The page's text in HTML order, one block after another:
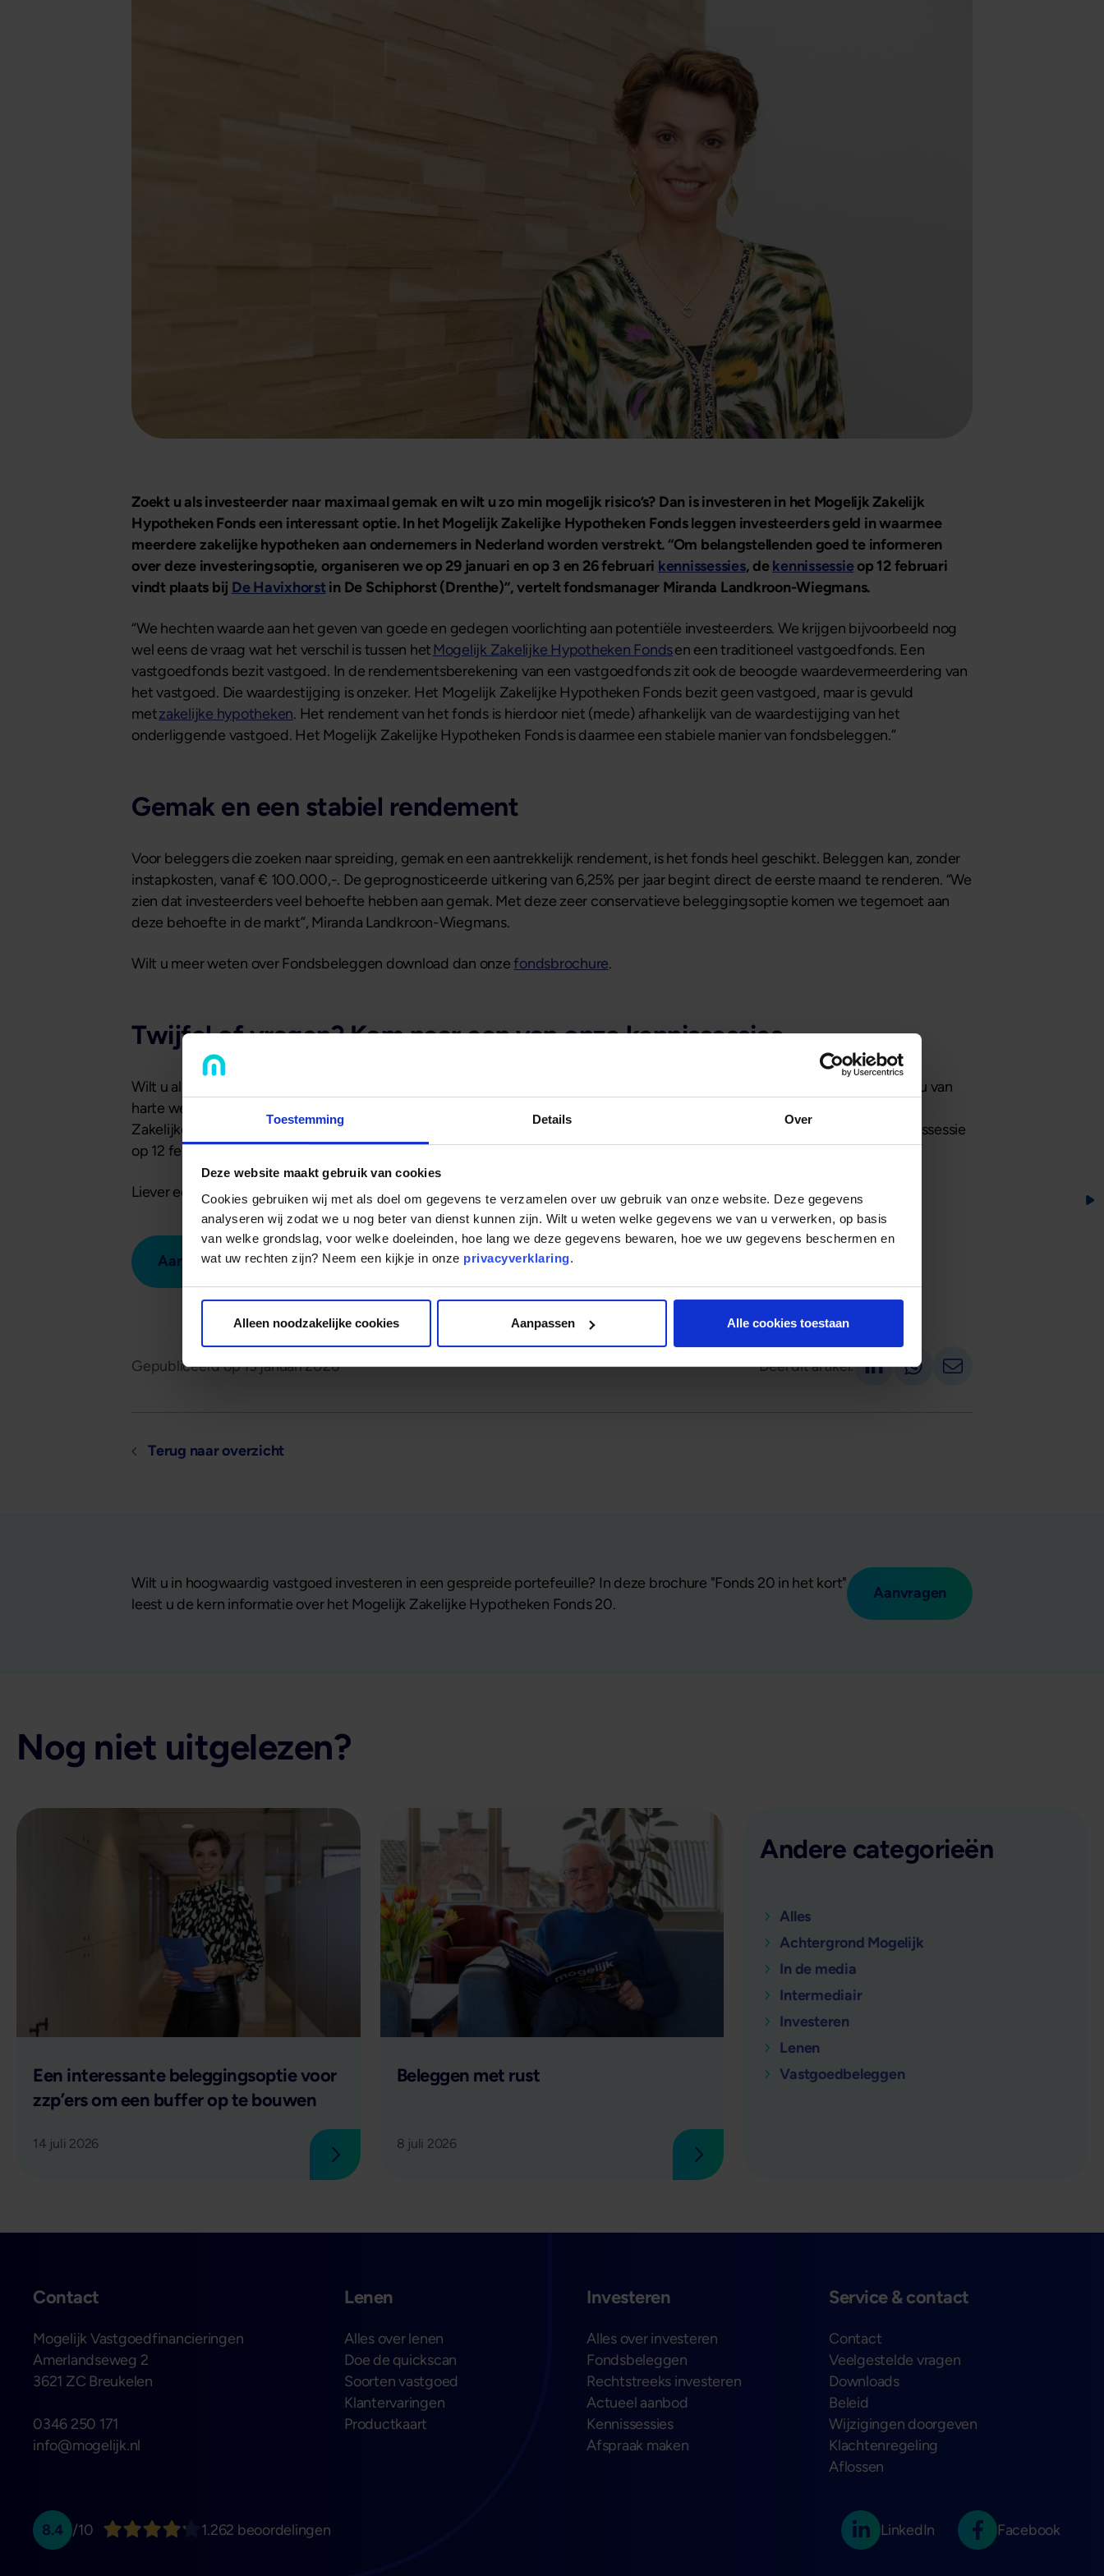
Toestemming Details Over
Deze website maakt gebruik van cookies
Cookies gebruiken wij met als doel om gegevens te verzamelen over uw gebruik van onze website. Deze gegevens
analyseren wij zodat we u nog beter van dienst kunnen zijn. Wilt u weten welke gegevens we van u verwerken, op basis
van welke grondslag, voor welke doeleinden, hoe lang we deze gegevens bewaren, hoe we uw gegevens beschermen en
wat uw rechten zijn? Neem een kijkje in onze privacyverklaring.
Alleen noodzakelijke cookies Aanpassen Alle cookies toestaan
Zoekt u als investeerder naar maximaal gemak en wilt u zo min mogelijk risico’s? Dan is investeren in het Mogelijk Zakelijk
Hypotheken Fonds een interessant optie. In het Mogelijk Zakelijke Hypotheken Fonds leggen investeerders geld in waarmee
meerdere zakelijke hypotheken aan ondernemers in Nederland worden verstrekt. “Om belangstellenden goed te informeren
over deze investeringsoptie, organiseren we op 29 januari en op 3 en 26 februari kennissessies, dekennissessieop 12 februari
vindt plaats bij De Havixhorstin De Schiphorst (Drenthe)”, vertelt fondsmanager Miranda Landkroon-Wiegmans.
“We hechten waarde aan het geven van goede en gedegen voorlichting aan potentiële investeerders. We krijgen bijvoorbeeld nog
wel eens de vraag wat het verschil is tussen het Mogelijk Zakelijke Hypotheken Fondsen een traditioneel vastgoedfonds. Een
vastgoedfonds bezit vastgoed. In de rendementsberekening van een vastgoedfonds zit ook de beoogde waardevermeerdering van
het vastgoed. Die waardestijging is onzeker. Het Mogelijk Zakelijke Hypotheken Fonds bezit geen vastgoed, maar is gevuld
metzakelijke hypotheken. Het rendement van het fonds is hierdoor niet (mede) afhankelijk van de waardestijging van het
onderliggende vastgoed. Het Mogelijk Zakelijke Hypotheken Fonds is daarmee een stabiele manier van fondsbeleggen.”
Gemak en een stabiel rendement
Voor beleggers die zoeken naar spreiding, gemak en een aantrekkelijk rendement, is het fonds heel geschikt. Beleggen kan, zonder
instapkosten, vanaf € 100.000,-. De geprognosticeerde uitkering van 6,25% per jaar begint direct de eerste maand te renderen. “We
zien dat investeerders veel behoefte hebben aan gemak. Met deze zeer conservatieve beleggingsoptie komen we tegemoet aan
deze behoefte in de markt”, Miranda Landkroon-Wiegmans.
Wilt u meer weten over Fondsbeleggen download dan onzefondsbrochure.
Twijfel of vragen? Kom naar een van onze kennissessies
Wilt u als investeerder deelnemen, maar heeft u nog specifieke vragen of wilt u de details nog beter leren kennen? Dan bent u van
harte welkom voor een kennissessie over fondsbeleggen. U kunt kennismaken met Mogelijk en krijgt uitleg over het Mogelijk
Zakelijke Hypotheken Fonds. De sessies vinden plaats op 29 januari, 3 en 26 februari bij ons in Breukelen op kantoor. De kennissessie
op 12 februari vindt plaats in bijDe Havixhorstin De Schiphorst (Drenthe)
Liever een persoonlijk gesprek? Plan dan eenvoudig een afspraak in via onze afspraakplanner
Aanmelden kennissessie
Gepubliceerd op13 januari 2026 Deel dit artikel: Deel op LinkedIn
Deel via Whatsapp
Deel via email
Terug naar overzicht
Wilt u in hoogwaardig vastgoed investeren in een gespreide portefeuille? In deze brochure "Fonds 20 in het kort"
leest u de kern informatie over het Mogelijk Zakelijke Hypotheken Fonds 20.
Aanvragen
Nog niet uitgelezen?
Lees verder
Een interessante beleggingsoptie voor
zzp’ers om een buffer op te bouwen
14 juli 2026
Lees verder
Lees verder
Beleggen met rust
8 juli 2026
Lees verder
Andere categorieën
Alles
Achtergrond Mogelijk
In de media
Intermediair
Investeren
Lenen
Vastgoedbeleggen
Contact
Mogelijk Vastgoedfinancieringen
Amerlandseweg 2
3621 ZC Breukelen
0346 250 171
info@mogelijk.nl
Lenen
Alles over lenen
Doe de quickscan
Soorten vastgoed
Klantervaringen
Productkaart
Investeren
Alles over investeren
Fondsbeleggen
Rechtstreeks investeren
Actueel aanbod
Kennissessies
Afspraak maken
Service & contact
Contact
Veelgestelde vragen
Downloads
Beleid
Wijzigingen doorgeven
Klachtenregeling
Aflossen
8.4 /10 1.262 beoordelingen LinkedIn Facebook